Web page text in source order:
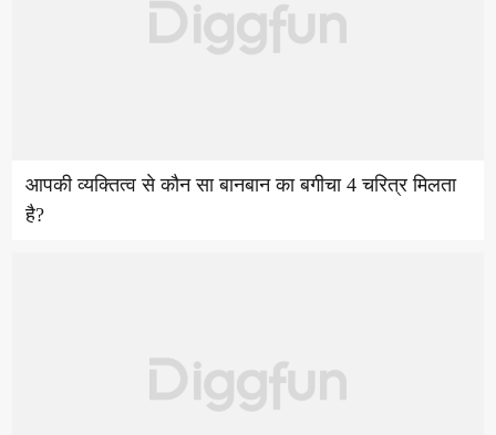
आपकी व्यक्तित्व से कौन सा बानबान का बगीचा 4 चरित्र मिलता
है?